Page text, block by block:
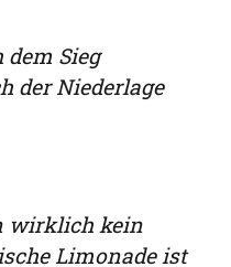
dem Sieg
der Niederlage
wirklich kein
Limonade ist